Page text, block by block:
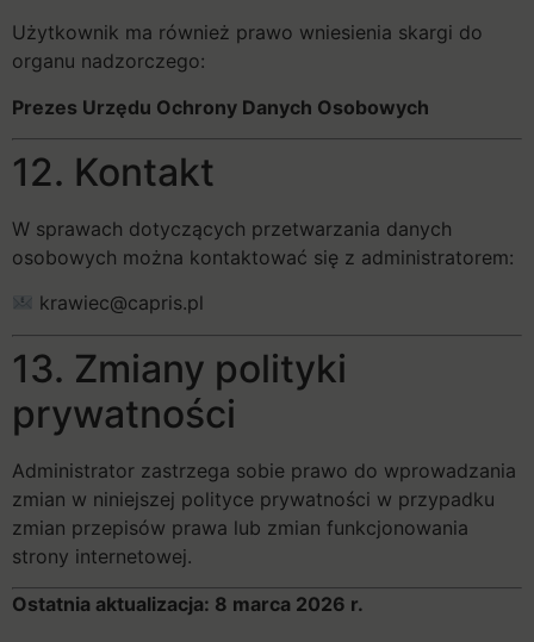
Użytkownik ma również prawo wniesienia skargi do
organu nadzorczego:
Prezes Urzędu Ochrony Danych Osobowych
12. Kontakt
W sprawach dotyczących przetwarzania danych
osobowych można kontaktować się z administratorem:
krawiec@capris.pl
13. Zmiany polityki
prywatności
Administrator zastrzega sobie prawo do wprowadzania
zmian w niniejszej polityce prywatności w przypadku
zmian przepisów prawa lub zmian funkcjonowania
strony internetowej.
Ostatnia aktualizacja: 8 marca 2026 r.